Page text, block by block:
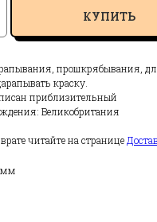
КУПИТЬ
прошкрябывания,
краску.
приблизительный
Великобритания
читайте на странице
мм